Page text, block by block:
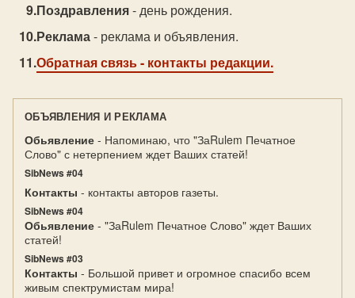
Поздравления- день рождения.
Реклама- реклама и объявления.
Обратная связь- контакты редакции.
ОБЪЯВЛЕНИЯ И РЕКЛАМА
Обьявление - Напоминаю, что "ЗаRulem Печатное
Слово" с нетерпением ждет Ваших статей!
SibNews #04
Контакты - контакты авторов газеты.
SibNews #04
Обьявление - "ЗаRulem Печатное Слово" ждет Ваших
статей!
SibNews #03
Контакты - Большой привет и огромное спасибо всем
живым спектрумистам мира!